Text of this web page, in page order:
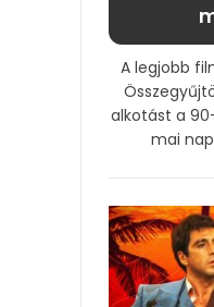
A legjobb
alkotást a
mai